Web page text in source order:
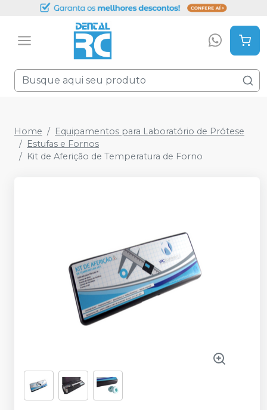
Home
Equipamentos para Laboratório de Prótese
Estufas e Fornos
Kit de Aferição de Temperatura de Forno